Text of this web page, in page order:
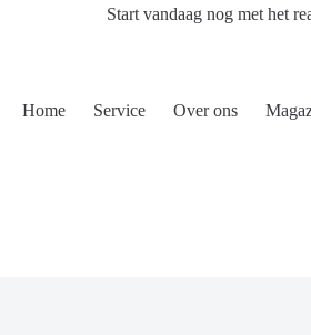
Start vandaag nog met het
Home Service Over ons